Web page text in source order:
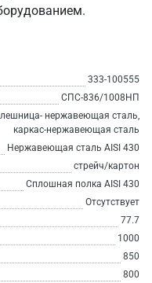
333-100555
СПС-836/1008НП
нержавеющая сталь,
каркас-нержавеющая сталь
Нержавеющая сталь AISI 430
стрейч/картон
Сплошная полка AISI 430
Отсутствует
77.7
1000
850
800